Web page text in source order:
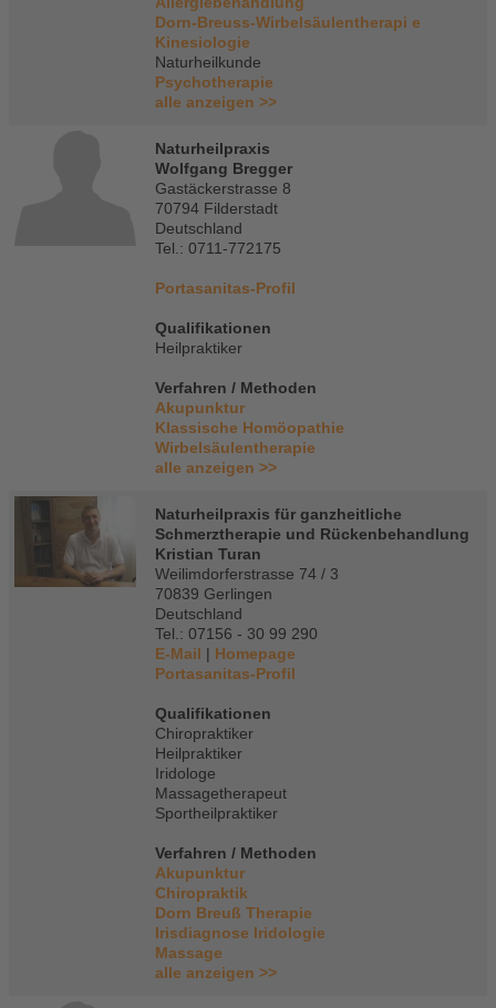
Dorn-Breuss-Wirbelsäulentherapi e
Kinesiologie
Naturheilkunde
Psychotherapie
alle anzeigen >>
Naturheilpraxis
Wolfgang Bregger
Gastäckerstrasse 8
70794 Filderstadt
Deutschland
Tel.: 0711-772175
Portasanitas-Profil
Qualifikationen
Heilpraktiker
Verfahren / Methoden
Akupunktur
Klassische Homöopathie
Wirbelsäulentherapie
alle anzeigen >>
Naturheilpraxis für ganzheitliche
Schmerztherapie und Rückenbehandlung
Kristian Turan
Weilimdorferstrasse 74 / 3
70839 Gerlingen
Deutschland
Tel.: 07156 - 30 99 290
E-Mail | Homepage
Portasanitas-Profil
Qualifikationen
Chiropraktiker
Heilpraktiker
Iridologe
Massagetherapeut
Sportheilpraktiker
Verfahren / Methoden
Akupunktur
Chiropraktik
Dorn Breuß Therapie
Irisdiagnose Iridologie
Massage
alle anzeigen >>